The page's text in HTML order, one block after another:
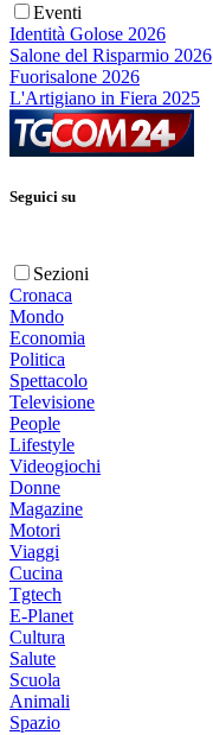
Eventi
Identità Golose 2026
Salone del Risparmio 2026
Fuorisalone 2026
L'Artigiano in Fiera 2025
Seguici su
Sezioni
Cronaca
Mondo
Economia
Politica
Spettacolo
Televisione
People
Lifestyle
Videogiochi
Donne
Magazine
Motori
Viaggi
Cucina
Tgtech
E-Planet
Cultura
Salute
Scuola
Animali
Spazio